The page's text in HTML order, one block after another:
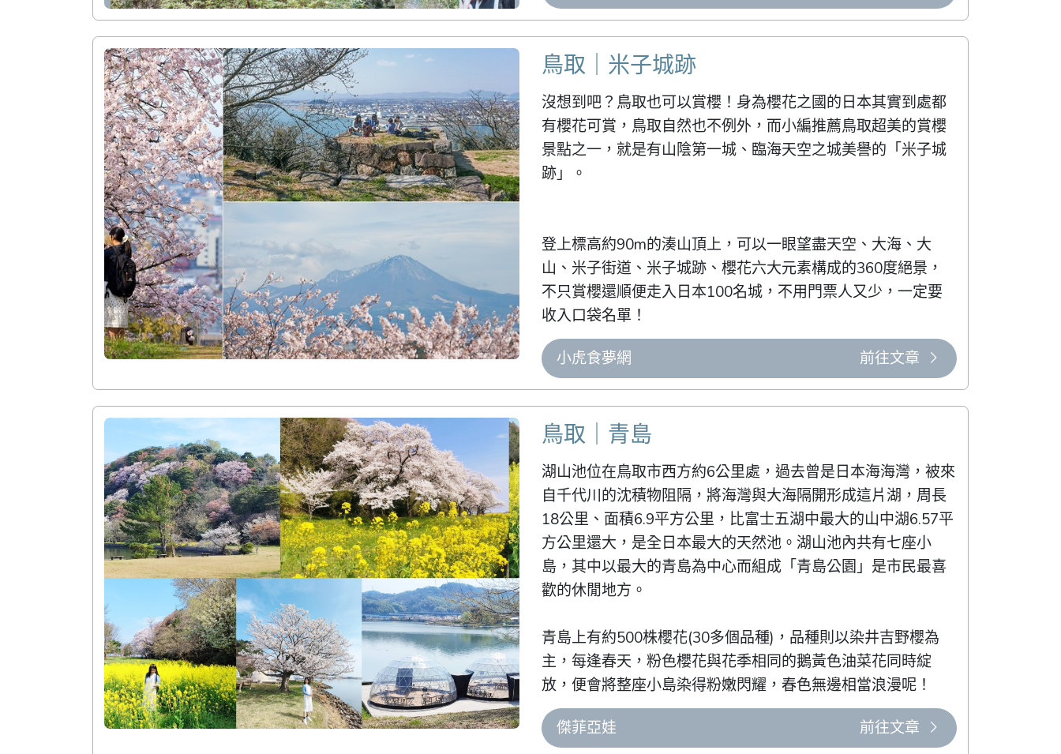
鳥取｜米子城跡
沒想到吧？鳥取也可以賞櫻！身為櫻花之國的日本其實到處都
有櫻花可賞，鳥取自然也不例外，而小編推薦鳥取超美的賞櫻
景點之一，就是有山陰第一城、臨海天空之城美譽的「米子城
跡」。
登上標高約90m的湊山頂上，可以一眼望盡天空、大海、大
山、米子街道、米子城跡、櫻花六大元素構成的360度絕景，
不只賞櫻還順便走入日本100名城，不用門票人又少，一定要
收入口袋名單！
小虎食夢網 前往文章
鳥取｜青島
湖山池位在鳥取市西方約6公里處，過去曾是日本海海灣，被來
自千代川的沈積物阻隔，將海灣與大海隔開形成這片湖，周長
18公里、面積6.9平方公里，比富士五湖中最大的山中湖6.57平
方公里還大，是全日本最大的天然池。湖山池內共有七座小
島，其中以最大的青島為中心而組成「青島公園」是市民最喜
歡的休閒地方。
青島上有約500株櫻花(30多個品種)，品種則以染井吉野櫻為
主，每逢春天，粉色櫻花與花季相同的鵝黃色油菜花同時綻
放，便會將整座小島染得粉嫩閃耀，春色無邊相當浪漫呢！
傑菲亞娃 前往文章